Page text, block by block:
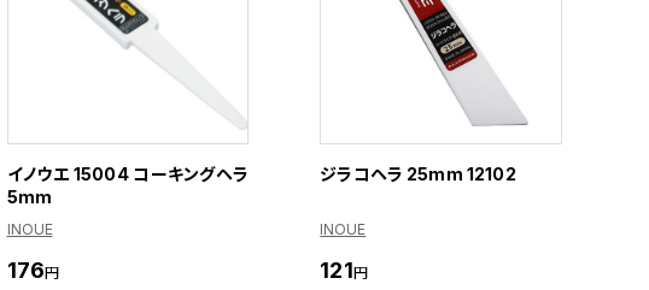
イノウエ 15004 コーキングヘラ
5mm
INOUE
176円
ジラコヘラ 25mm 12102
INOUE
121円